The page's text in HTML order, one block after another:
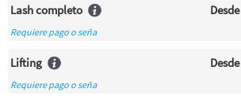
Lash completo Desde
Requiere pago o seña
Lifting Desde
Requiere pago o seña